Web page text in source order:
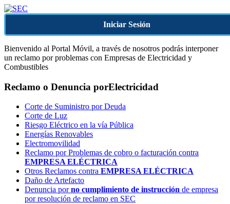
Iniciar Sesión
Bienvenido al Portal Móvil, a través de nosotros podrás interponer
un reclamo por problemas con Empresas de Electricidad y
Combustibles
Reclamo o Denuncia porElectricidad
Corte de Suministro por Deuda
Corte de Luz
Riesgo Eléctrico en la vía Pública
Energías Renovables
Electromovilidad
Reclamo por Problemas de cobro o facturación contra
EMPRESA ELÉCTRICA
Otros Reclamos contra EMPRESA ELÉCTRICA
Daño de Artefacto
Denuncia porno cumplimiento de instrucción de empresa
por resolución de reclamo en SEC